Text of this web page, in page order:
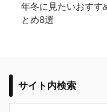
年冬に見たいおすす
とめ8選
サイト内検索